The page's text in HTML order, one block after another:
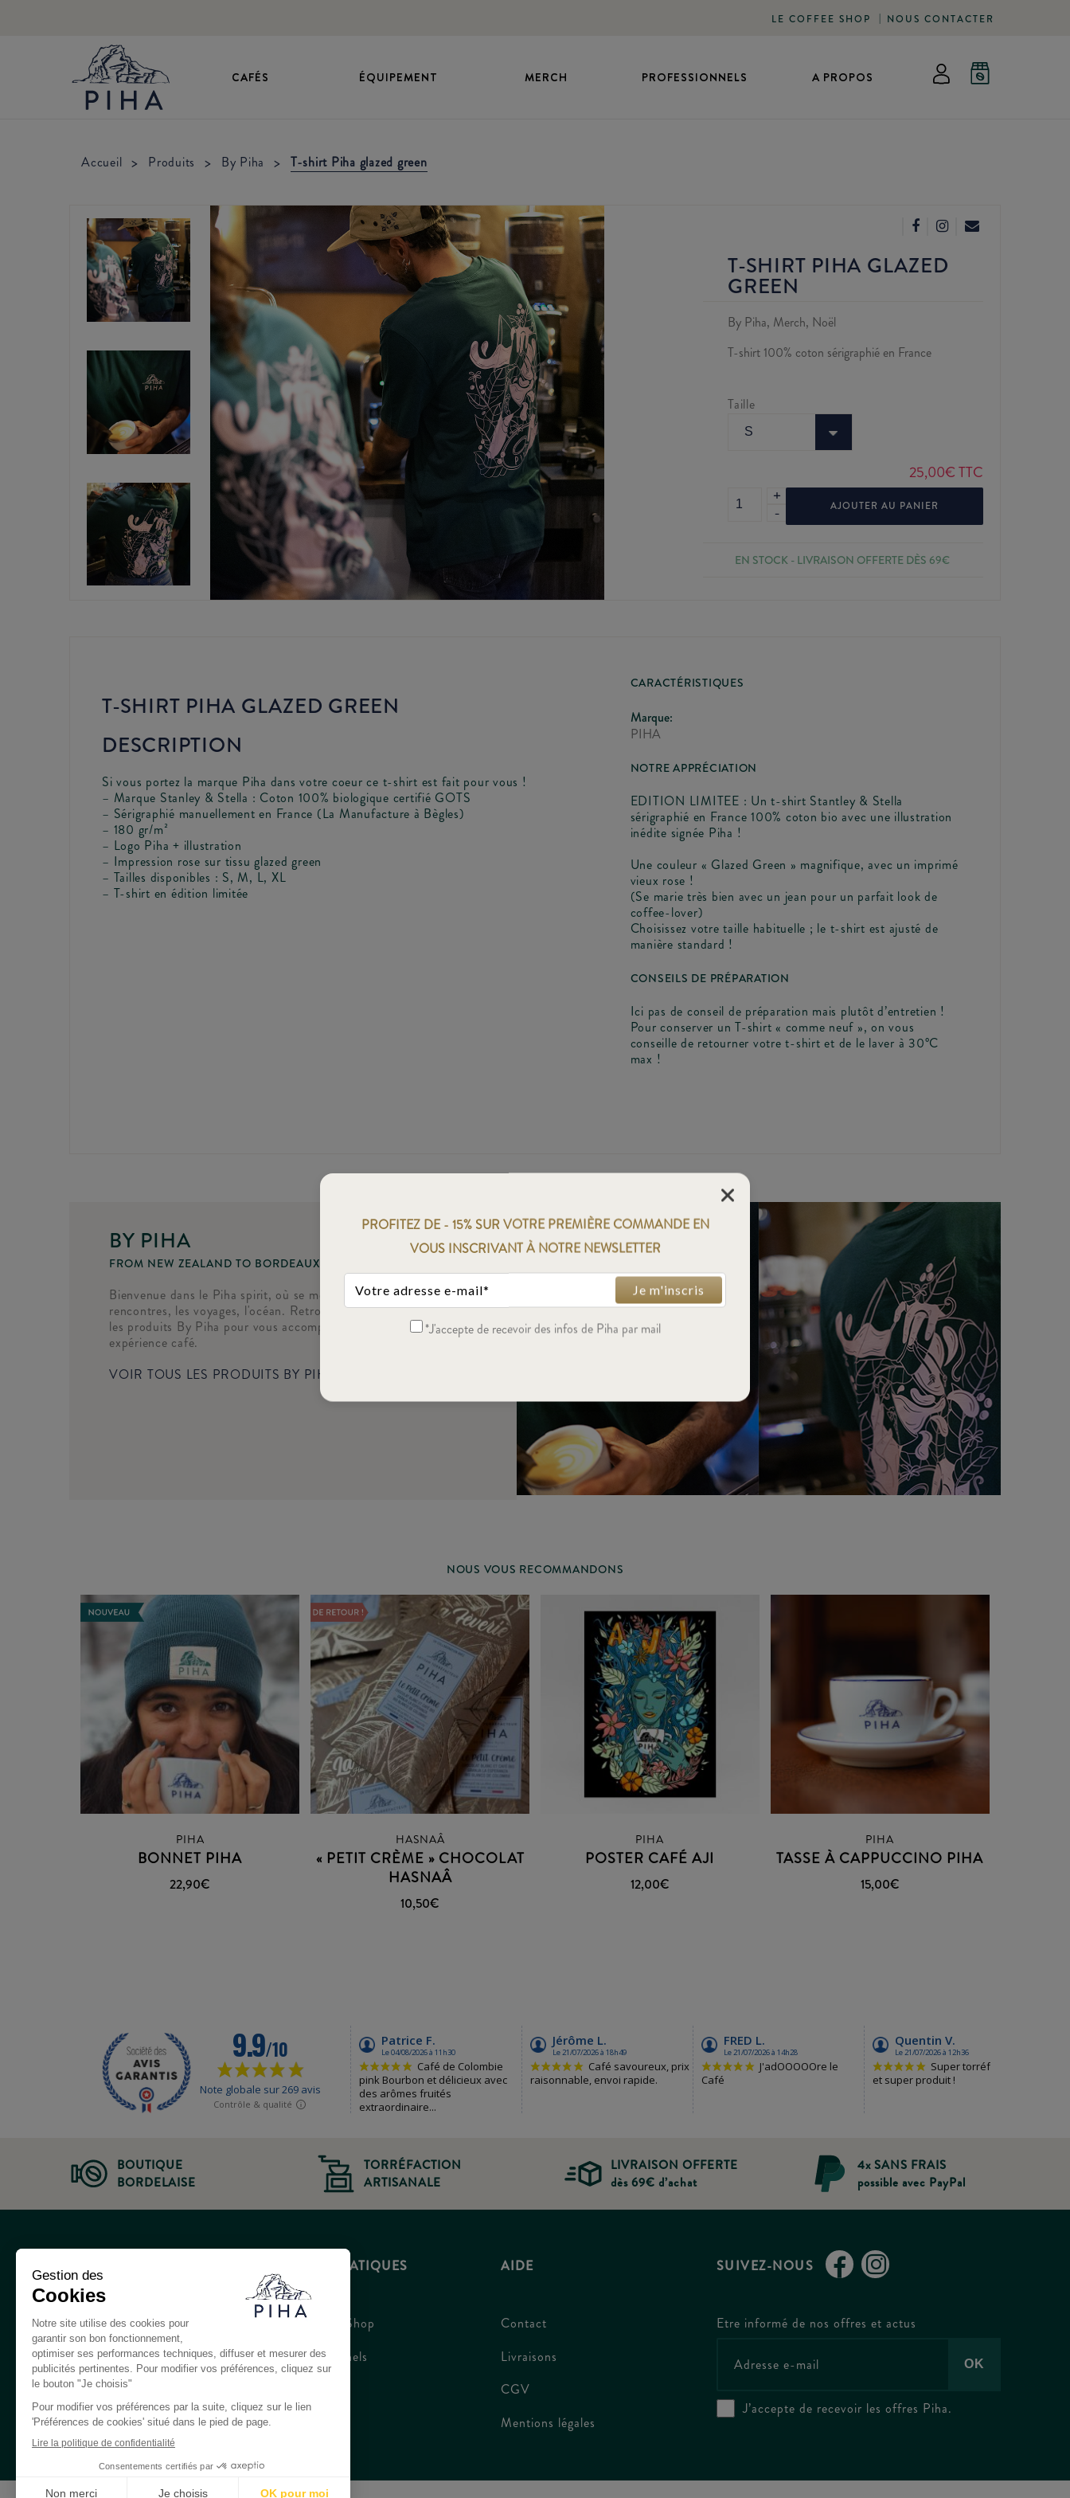
LE COFFEE SHOP NOUS CONTACTER
CAFÉS ÉQUIPEMENT MERCH PROFESSIONNELS A PROPOS
Accueil > Produits > By Piha > T-shirt Piha glazed green
T-SHIRT PIHA GLAZED
GREEN
By Piha, Merch, Noël
T-shirt 100% coton sérigraphié en France
Taille
25,00€TTC
quantité
de
Piha
+
- AJOUTER AU PANIER
EN STOCK - LIVRAISON OFFERTE DÈS 69€
T-SHIRT PIHA GLAZED GREEN
DESCRIPTION
Si vous portez la marque Piha dans votre coeur ce t-shirt est fait pour vous !
– Marque Stanley & Stella : Coton 100% biologique certifié GOTS
– Sérigraphié manuellement en France (La Manufacture à Bègles)
– 180 gr/m²
– Logo Piha + illustration
– Impression rose sur tissu glazed green
– Tailles disponibles : S, M, L, XL
– T-shirt en édition limitée
CARACTÉRISTIQUES
Marque:
PIHA
NOTRE APPRÉCIATION
EDITION LIMITEE : Un t-shirt Stantley & Stella
sérigraphié en France 100% coton bio avec une illustration
inédite signée Piha !
Une couleur « Glazed Green » magnifique, avec un imprimé
vieux rose !
(Se marie très bien avec un jean pour un parfait look de
coffee-lover)
Choisissez votre taille habituelle ; le t-shirt est ajusté de
manière standard !
CONSEILS DE PRÉPARATION
Ici pas de conseil de préparation mais plutôt d’entretien !
Pour conserver un T-shirt « comme neuf », on vous
conseille de retourner votre t-shirt et de le laver à 30°C
max !
BY PIHA
FROM NEW ZEALAND TO BORDEAUX
Bienvenue dans le Piha spirit, où se mêlent l'univers du café, les
rencontres, les voyages, l'océan. Retrouvez nos collaborations et
les produits By Piha pour vous accompagner dans votre
expérience café.
VOIR TOUS LES PRODUITS BY PIHA
NOUS VOUS RECOMMANDONS
PIHA
BONNET PIHA
22,90€
HASNAÂ
« PETIT CRÈME » CHOCOLAT
HASNAÂ
10,50€
PIHA
POSTER CAFÉ AJI
12,00€
PIHA
TASSE À CAPPUCCINO PIHA
15,00€
BOUTIQUE
BORDELAISE
TORRÉFACTION
ARTISANALE
LIVRAISON OFFERTE
dès 69€ d’achat
4x SANS FRAIS
possible avec PayPal
EXPÉRIENCE CAFÉ
Café
Équipement
Merch
INFOS PRATIQUES
Le Coffee Shop
Professionnels
AIDE
Contact
Livraisons
CGV
Mentions légales
SUIVEZ-NOUS
Etre informé de nos offres et actus
J’accepte de recevoir les offres Piha.
PROFITEZ DE - 15% SUR VOTRE PREMIÈRE COMMANDE EN
VOUS INSCRIVANT À NOTRE NEWSLETTER
Je m'inscris
*J'accepte de recevoir des infos de Piha par mail